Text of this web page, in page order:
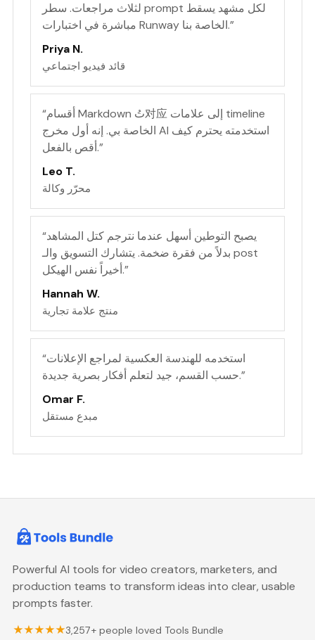
لثلاث مراجعات. سطر prompt لكل مشهد يسقط
مباشرة في اختبارات Runway الخاصة بنا.”
Priya N.
قائد فيديو اجتماعي
“أقسام Markdown تُ对应 إلى علامات timeline
الخاصة بي. إنه أول مخرج AI استخدمته يحترم كيف
أقص بالفعل.”
Leo T.
محرّر وكالة
“يصبح التوطين أسهل عندما نترجم كتل المشاهد
بدلاً من فقرة ضخمة. يتشارك التسويق والـ post
أخيراً نفس الهيكل.”
Hannah W.
منتج علامة تجارية
“استخدمه للهندسة العكسية لمراجع الإعلانات
حسب القسم، جيد لتعلم أفكار بصرية جديدة.”
Omar F.
مبدع مستقل
Powerful AI tools for video creators, marketers, and
production teams to transform ideas into clear, usable
prompts faster.
★★★★★3,257+ people loved Tools Bundle